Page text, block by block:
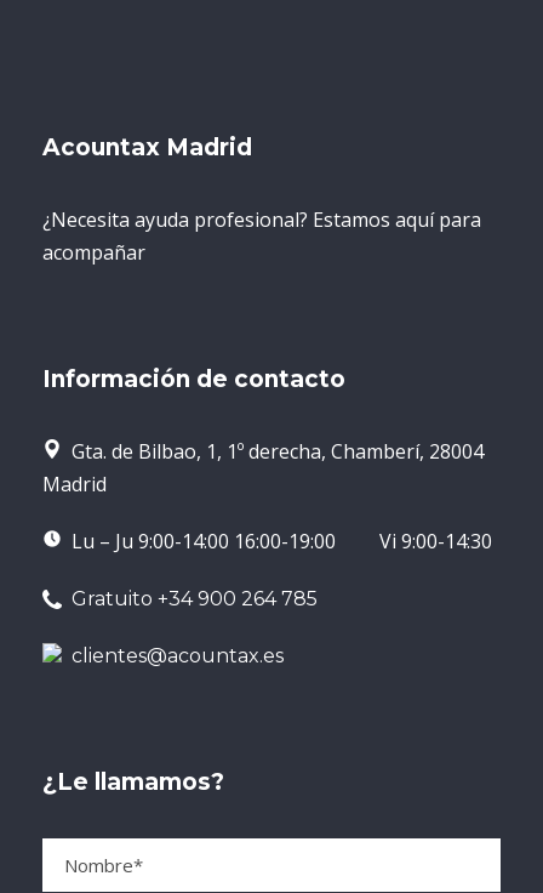
Acountax Madrid
¿Necesita ayuda profesional? Estamos aquí para
acompañar
Información de contacto
Gta. de Bilbao, 1, 1º derecha, Chamberí, 28004
Madrid
Lu – Ju 9:00-14:00 16:00-19:00 Vi 9:00-14:30
Gratuito +34 900 264 785
clientes@acountax.es
¿Le llamamos?